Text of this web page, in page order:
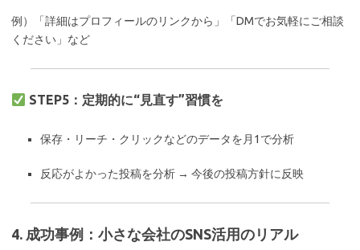
例）「詳細はプロフィールのリンクから」「DMでお気軽にご相談
ください」など
STEP5：定期的に“見直す”習慣を
保存・リーチ・クリックなどのデータを月1で分析
反応がよかった投稿を分析 → 今後の投稿方針に反映
4. 成功事例：小さな会社のSNS活用のリアル